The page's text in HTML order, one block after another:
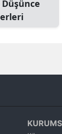
Burdur
Denizli